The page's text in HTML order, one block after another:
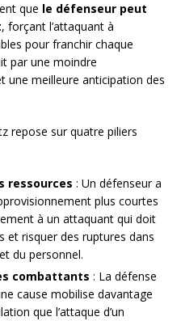
que le défenseur peut
, forçant l’attaquant à
pour franchir chaque
par une moindre
une meilleure anticipation des
repose sur quatre piliers
ressources : Un défenseur a
plus courtes
à un attaquant qui doit
et risquer des ruptures dans
du personnel.
combattants : La défense
cause mobilise davantage
que l’attaque d’un